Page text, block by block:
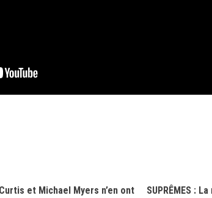
et Michael Myers n’en ont
SUPRÊMES :